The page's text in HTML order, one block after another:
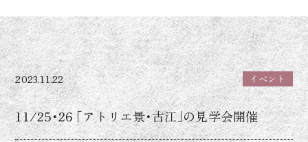
2023.11.22 イベント
11/25･26 ｢アトリエ景･古江｣の見学会開催